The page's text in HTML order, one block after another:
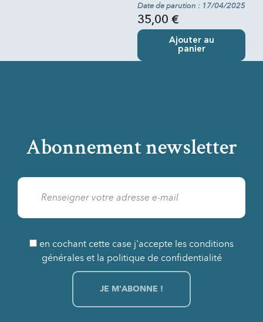
Date de parution : 17/04/2025
35,00 €
Ajouter au
panier
Abonnement newsletter
en cochant cette case j'accepte les conditions
générales et la politique de confidentialité